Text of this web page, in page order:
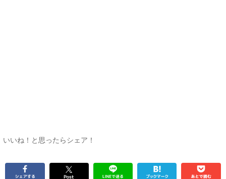
いいね！と思ったらシェア！